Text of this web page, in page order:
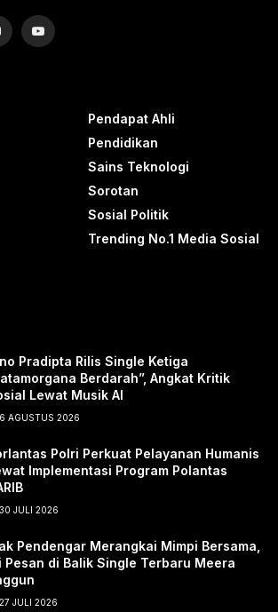
Pendapat Ahli
Pendidikan
Sains Teknologi
Sorotan
Sosial Politik
Trending No.1 Media Sosial
Pradipta Rilis Single Ketiga
Berdarah”, Angkat Kritik
Lewat Musik AI
6 AGUSTUS 2026
Polri Perkuat Pelayanan Humanis
Implementasi Program Polantas
30 JULI 2026
Pendengar Merangkai Mimpi Bersama,
Pesan di Balik Single Terbaru Meera
27 JULI 2026